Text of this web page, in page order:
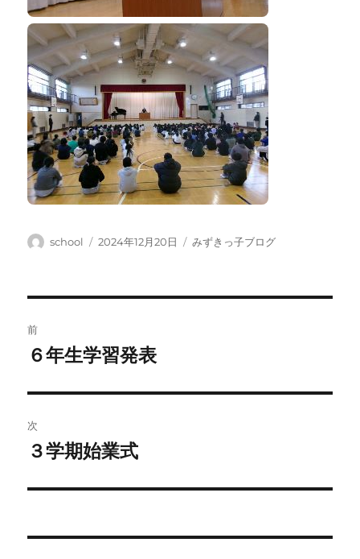
投
school
投
2024年12月20日
カ
みずきっ子ブログ
稿
ビ
ゲ
ー
前
前
投
稿:
６年生学習発表
次
次
投
３学期始業式